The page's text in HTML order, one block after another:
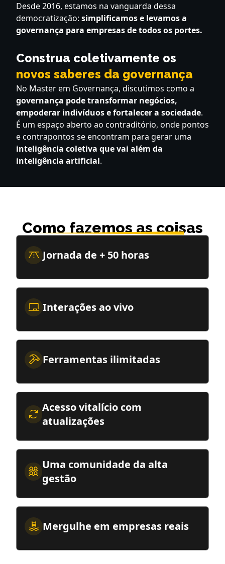
Desde 2016, estamos na vanguarda dessa
democratização: simplificamos e levamos a
governança para empresas de todos os portes.
Construa coletivamente os
novos saberes da governança
No Master em Governança, discutimos como a
governança pode transformar negócios,
empoderar indivíduos e fortalecer a sociedade.
É um espaço aberto ao contraditório, onde pontos
e contrapontos se encontram para gerar uma
inteligência coletiva que vai além da
inteligência artificial.
Como fazemos as coisas
Jornada de + 50 horas
Interações ao vivo
Ferramentas ilimitadas
Acesso vitalício com
atualizações
Uma comunidade da alta
gestão
Mergulhe em empresas reais